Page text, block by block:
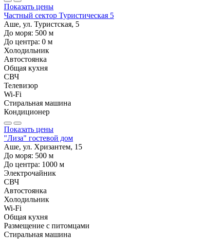
Показать цены
Частный сектор Туристическая 5
Аше, ул. Туристская, 5
До моря: 500 м
До центра: 0 м
Холодильник
Автостоянка
Общая кухня
СВЧ
Телевизор
Wi-Fi
Стиральная машина
Кондиционер
Показать цены
"Лиза" гостевой дом
Аше, ул. Хризантем, 15
До моря: 500 м
До центра: 1000 м
Электрочайник
СВЧ
Автостоянка
Холодильник
Wi-Fi
Общая кухня
Размещение с питомцами
Стиральная машина